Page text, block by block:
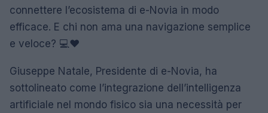
connettere l’ecosistema di e-Novia in modo
efficace. E chi non ama una navigazione semplice
e veloce? 💻❤️
Giuseppe Natale, Presidente di e-Novia, ha
sottolineato come l’integrazione dell’intelligenza
artificiale nel mondo fisico sia una necessità per